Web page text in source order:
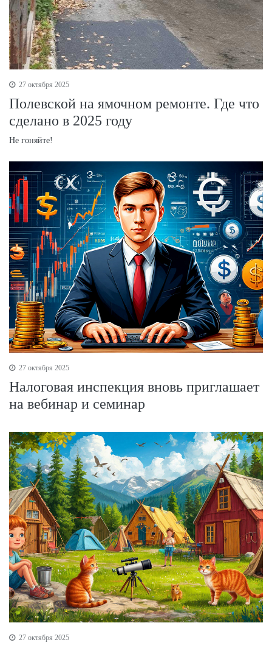
27 октября 2025
Полевской на ямочном ремонте. Где что
сделано в 2025 году
Не гоняйте!
27 октября 2025
Налоговая инспекция вновь приглашает
на вебинар и семинар
27 октября 2025